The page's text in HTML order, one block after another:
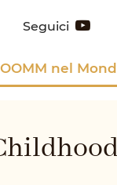
Seguici
nel